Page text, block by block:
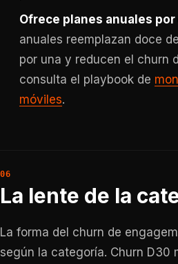
Ofrece planes anuales
anuales reemplazan doce
por una y reducen el churn
consulta el playbook de
móviles.
La lente de la
La forma del churn de
según la categoría. Churn D30